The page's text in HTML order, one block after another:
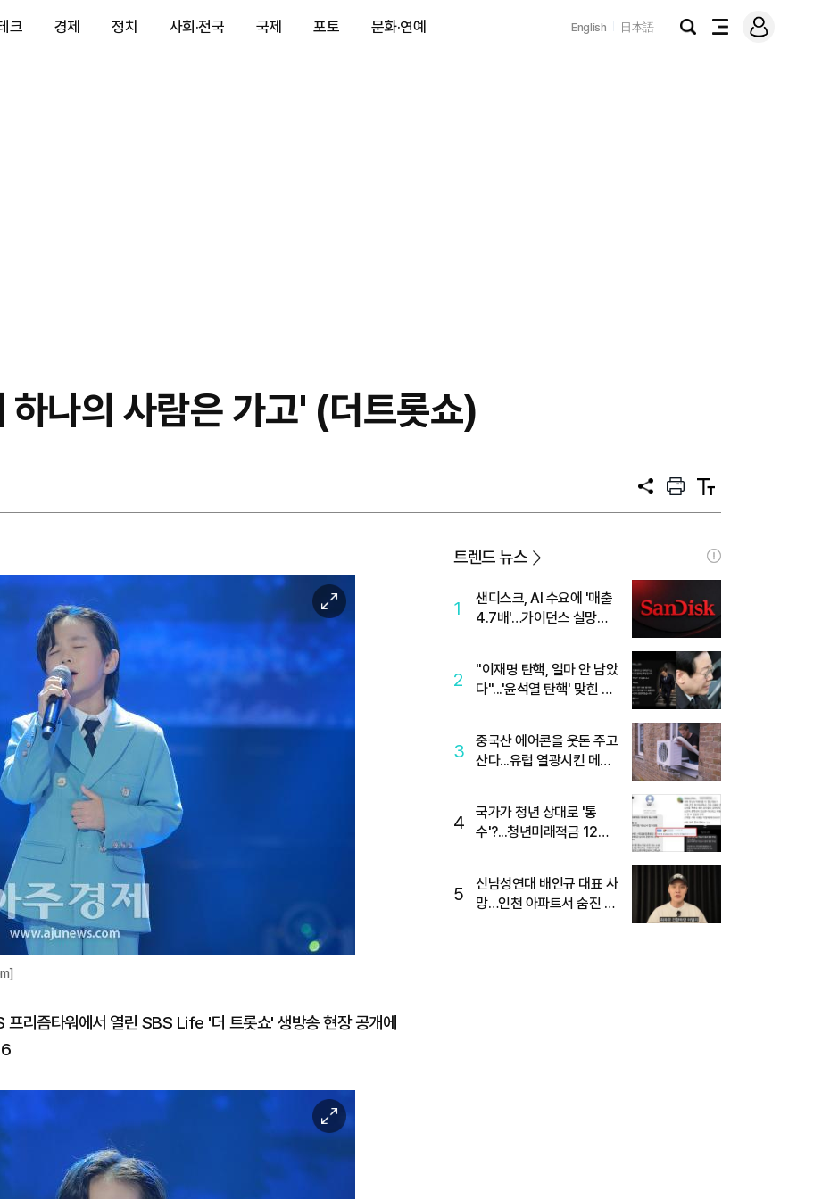
크 경제 정치 사회·전국 국제 포토 문화·연예 English 日本語
검
전
메
그
나의 사람은 가고' (더트롯쇼)
공
프
트
텍
트
이
미
지
확
리즘타워에서 열린 SBS Life '더 트롯쇼' 생방송 현장 공개에
이
미
트렌드 뉴스
1
샌디스크, AI 수요에 '매출
4.7배'…가이던스 실망에
2
"이재명 탄핵, 얼마 안 남았
다"...'윤석열 탄핵' 맞힌 무
3
중국산 에어콘을 웃돈 주고
산다...유럽 열광시킨 메이
4
국가가 청년 상대로 '통
수'?...청년미래적금 12%
5
신남성연대 배인규 대표 사
망…인천 아파트서 숨진 채